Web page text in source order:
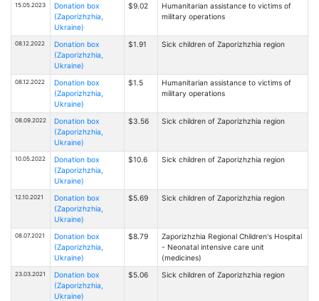
15.05.2023
Donation box
(Zaporizhzhia,
Ukraine)
$9.02
Humanitarian assistance to victims of
military operations
08.12.2022
Donation box
(Zaporizhzhia,
Ukraine)
$1.91 Sick children of Zaporizhzhia region
08.12.2022
Donation box
(Zaporizhzhia,
Ukraine)
$1.5
Humanitarian assistance to victims of
military operations
08.09.2022
Donation box
(Zaporizhzhia,
Ukraine)
$3.56 Sick children of Zaporizhzhia region
10.05.2022
Donation box
(Zaporizhzhia,
Ukraine)
$10.6 Sick children of Zaporizhzhia region
12.10.2021
Donation box
(Zaporizhzhia,
Ukraine)
$5.69 Sick children of Zaporizhzhia region
08.07.2021
Donation box
(Zaporizhzhia,
Ukraine)
$8.79
Zaporizhzhia Regional Children's Hospital
- Neonatal intensive care unit
(medicines)
23.03.2021
Donation box
(Zaporizhzhia,
Ukraine)
$5.06 Sick children of Zaporizhzhia region